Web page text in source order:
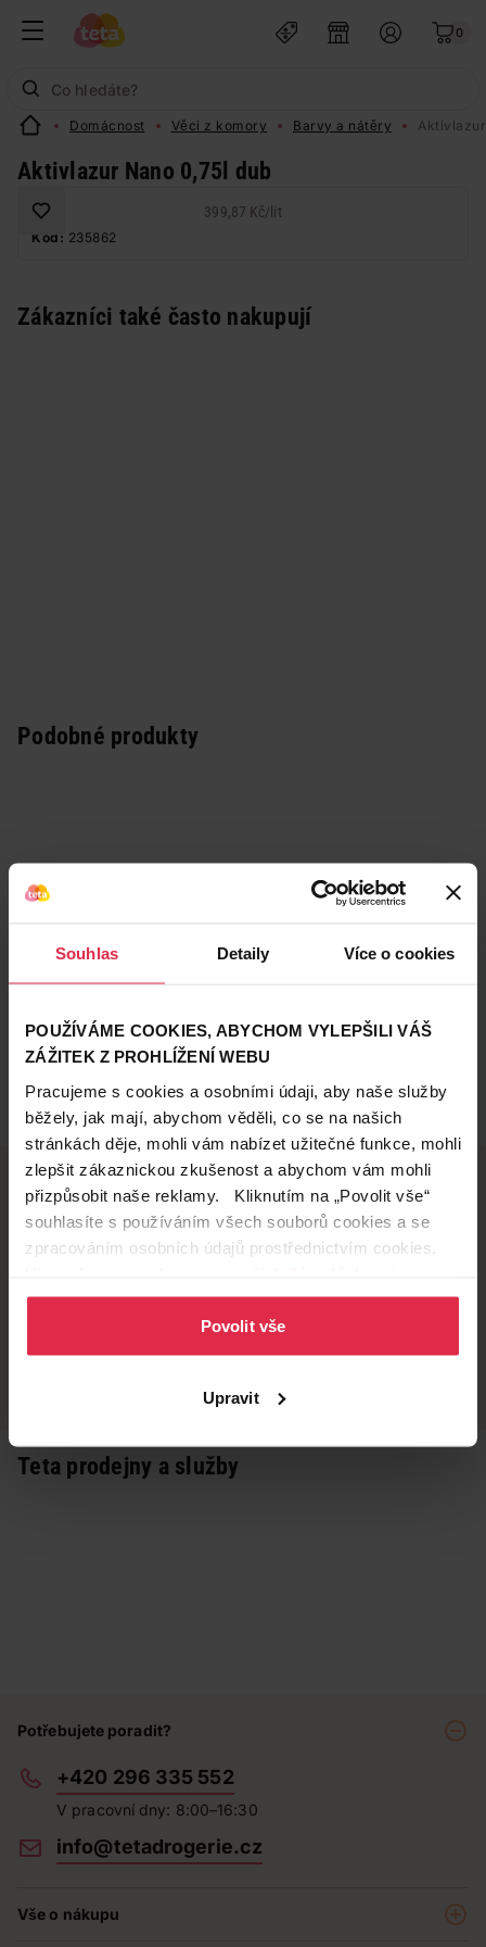
Souhlas Detaily Více o cookies
POUŽÍVÁME COOKIES, ABYCHOM VYLEPŠILI VÁŠ
ZÁŽITEK Z PROHLÍŽENÍ WEBU
Pracujeme s cookies a osobními údaji, aby naše služby
běžely, jak mají, abychom věděli, co se na našich
stránkách děje, mohli vám nabízet užitečné funkce, mohli
zlepšit zákaznickou zkušenost a abychom vám mohli
přizpůsobit naše reklamy. Kliknutím na „Povolit vše“
souhlasíte s používáním všech souborů cookies a se
zpracováním osobních údajů prostřednictvím cookies.
osobních údajů.
Povolit vše
Upravit
0
Domácnost Věci z komory Barvy a nátěry
Aktivlazur Nano 0,75l dub
399,87 Kč/ lit
Kód: 235862
Zákazníci také často nakupují
Podobné produkty
Doručení zdarma
při nákupu nad 1 200 Kč
Věrnostní slevy
ušetřete s Teta klubem
Vyzvednutí na
Široká síť prodejen
Teta prodejny a služby
Potřebujete poradit?
+420 296 335 552
V pracovní dny: 8:00–16:30
info@tetadrogerie.cz
Vše o nákupu